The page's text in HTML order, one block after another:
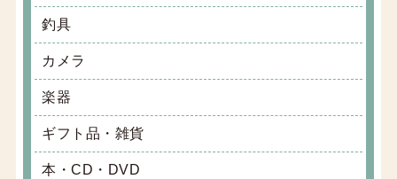
釣具
カメラ
楽器
ギフト品・雑貨
本・CD・DVD